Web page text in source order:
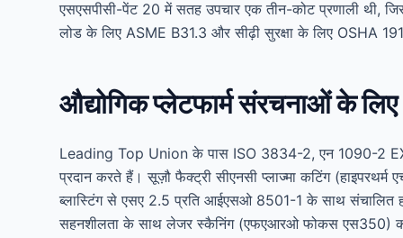
एसएसपीसी-पेंट 20 में सतह उपचार एक तीन-कोट प्रणाली थी,
लोड के लिए ASME B31.3 और सीढ़ी सुरक्षा के लिए OSHA
औद्योगिक प्लेटफार्म संरचनाओं के
Leading Top Union के पास ISO 3834-2, एन 1090-2
प्रदान करते हैं। सूज़ौ फैक्ट्री सीएनसी प्लाज्मा कटिंग
ब्लास्टिंग से एसए 2.5 प्रति आईएसओ 8501-1 के साथ संचालित
सहनशीलता के साथ लेजर स्कैनिंग (एफएआरओ फोकस एस350) का